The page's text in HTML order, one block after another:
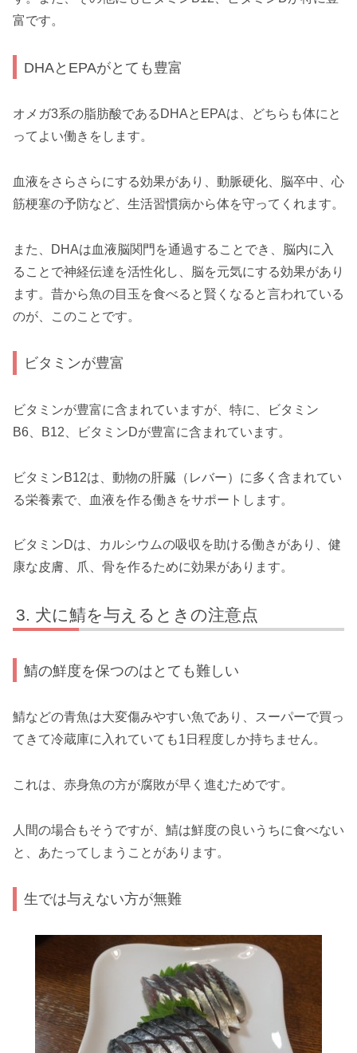
富です。
DHAとEPAがとても豊富
オメガ3系の脂肪酸であるDHAとEPAは、どちらも体にと
ってよい働きをします。
血液をさらさらにする効果があり、動脈硬化、脳卒中、心
筋梗塞の予防など、生活習慣病から体を守ってくれます。
また、DHAは血液脳関門を通過することでき、脳内に入
ることで神経伝達を活性化し、脳を元気にする効果があり
ます。昔から魚の目玉を食べると賢くなると言われている
のが、このことです。
ビタミンが豊富
ビタミンが豊富に含まれていますが、特に、ビタミン
B6、B12、ビタミンDが豊富に含まれています。
ビタミンB12は、動物の肝臓（レバー）に多く含まれてい
る栄養素で、血液を作る働きをサポートします。
ビタミンDは、カルシウムの吸収を助ける働きがあり、健
康な皮膚、爪、骨を作るために効果があります。
犬に鯖を与えるときの注意点
鯖の鮮度を保つのはとても難しい
鯖などの青魚は大変傷みやすい魚であり、スーパーで買っ
てきて冷蔵庫に入れていても1日程度しか持ちません。
これは、赤身魚の方が腐敗が早く進むためです。
人間の場合もそうですが、鯖は鮮度の良いうちに食べない
と、あたってしまうことがあります。
生では与えない方が無難